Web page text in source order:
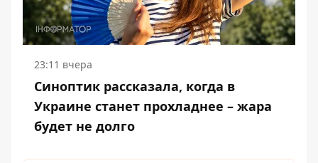
23:11 вчера
Синоптик рассказала, когда в
Украине станет прохладнее – жара
будет не долго